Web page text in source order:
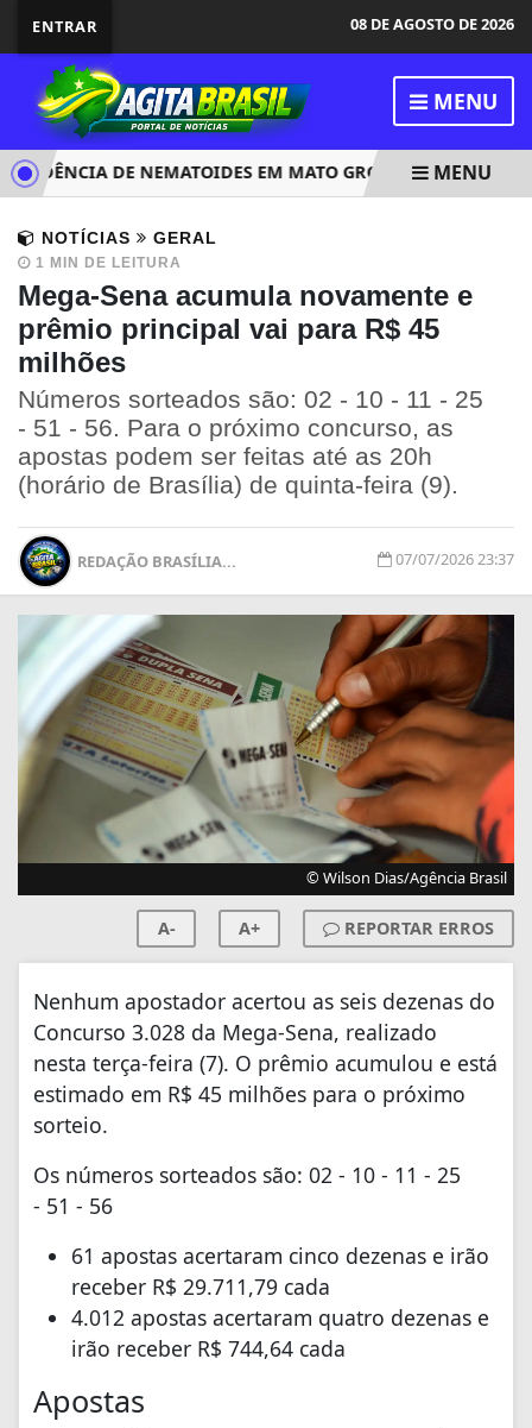
ENTRAR 08 DE AGOSTO DE 2026
MENU
DE NEMATOIDES EM MATO GROSSO E GOIÁS
MENU
NOTÍCIAS GERAL
1 MIN DE LEITURA
Mega-Sena acumula novamente e
prêmio principal vai para R$ 45
milhões
Números sorteados são: 02 - 10 - 11 - 25
- 51 - 56. Para o próximo concurso, as
apostas podem ser feitas até as 20h
(horário de Brasília) de quinta-feira (9).
REDAÇÃO BRASÍLIA... 07/07/2026 23:37
© Wilson Dias/Agência Brasil
A- A+ REPORTAR ERROS
Nenhum apostador acertou as seis dezenas do
Concurso 3.028 da Mega-Sena, realizado
nesta terça-feira (7). O prêmio acumulou e está
estimado em R$ 45 milhões para o próximo
sorteio.
Os números sorteados são: 02 - 10 - 11 - 25
- 51 - 56
61 apostas acertaram cinco dezenas e irão
receber R$ 29.711,79 cada
4.012 apostas acertaram quatro dezenas e
irão receber R$ 744,64 cada
Apostas